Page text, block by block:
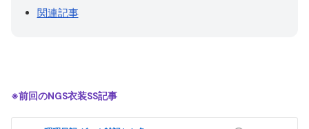
関連記事
※前回のNGS衣装SS記事